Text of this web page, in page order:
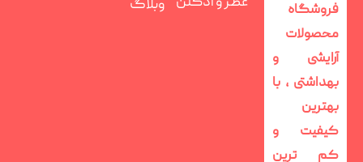
فروشگاه
محصولات
آرایشی و
بهداشتی ، با
بهترین
کیفیت و
کم ترین
وبلاگ